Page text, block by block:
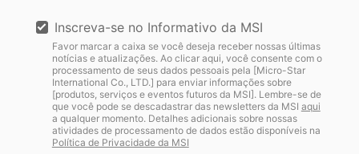
Inscreva-se no Informativo da MSI
Favor marcar a caixa se você deseja receber nossas últimas
notícias e atualizações. Ao clicar aqui, você consente com o
processamento de seus dados pessoais pela [Micro-Star
International Co., LTD.] para enviar informações sobre
[produtos, serviços e eventos futuros da MSI]. Lembre-se de
que você pode se descadastrar das newsletters da MSI aqui
a qualquer momento. Detalhes adicionais sobre nossas
atividades de processamento de dados estão disponíveis na
Política de Privacidade da MSI